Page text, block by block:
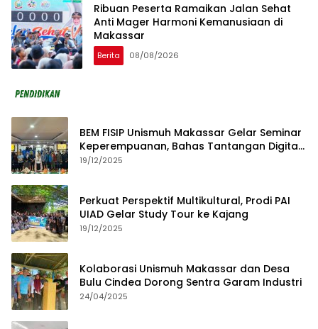
Ribuan Peserta Ramaikan Jalan Sehat
Anti Mager Harmoni Kemanusiaan di
Makassar
Berita 08/08/2026
BEM FISIP Unismuh Makassar Gelar Seminar
Keperempuanan, Bahas Tantangan Digital
dan Budaya Lokal
19/12/2025
Perkuat Perspektif Multikultural, Prodi PAI
UIAD Gelar Study Tour ke Kajang
19/12/2025
Kolaborasi Unismuh Makassar dan Desa
Bulu Cindea Dorong Sentra Garam Industri
24/04/2025